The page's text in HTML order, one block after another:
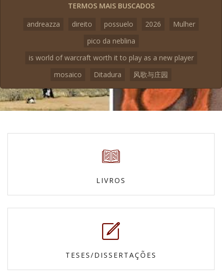
TERMOS MAIS BUSCADOS
andreazza
direito possuelo 2026
Mulher
pico da neblina
is world of warcraft worth it to play as a new player
mosaico
Ditadura 风歌与庄园
LIVROS
TESES/DISSERTAÇÕES